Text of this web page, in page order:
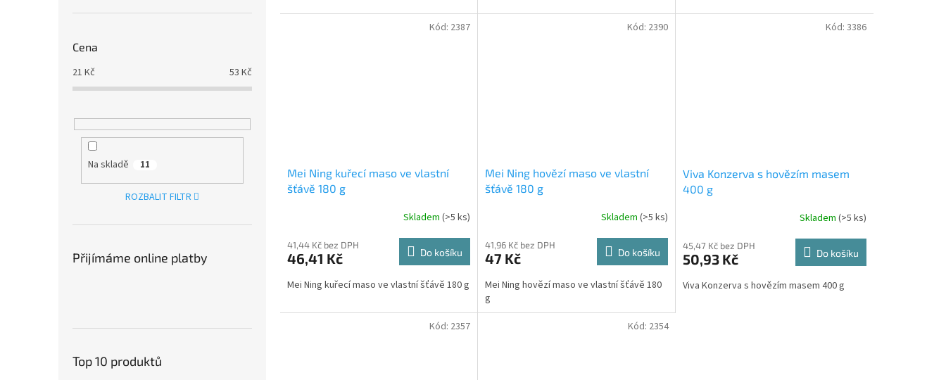
Cena
21 Kč 53 Kč
Na skladě 11
ROZBALIT FILTR
Přijímáme online platby
Top 10 produktů
Mei Ning kuřecí maso ve vlastní
šťávě 180 g
Skladem (>5 ks)
41,44 Kč bez DPH
46,41 Kč Do košíku
Mei Ning kuřecí maso ve vlastní šťávě 180 g
Kód: 2387
Mei Ning hovězí maso ve vlastní
šťávě 180 g
Skladem (>5 ks)
41,96 Kč bez DPH
47 Kč Do košíku
Mei Ning hovězí maso ve vlastní šťávě 180
g
Kód: 2390
Viva Konzerva s hovězím masem
400 g
Skladem (>5 ks)
45,47 Kč bez DPH
50,93 Kč Do košíku
Viva Konzerva s hovězím masem 400 g
Kód: 3386
Kód: 2357 Kód: 2354